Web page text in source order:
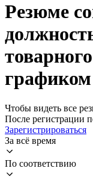
Резюме
графиком
Чтобы видеть все
После регистрации
Зарегистрироваться
За всё время
По соответствию